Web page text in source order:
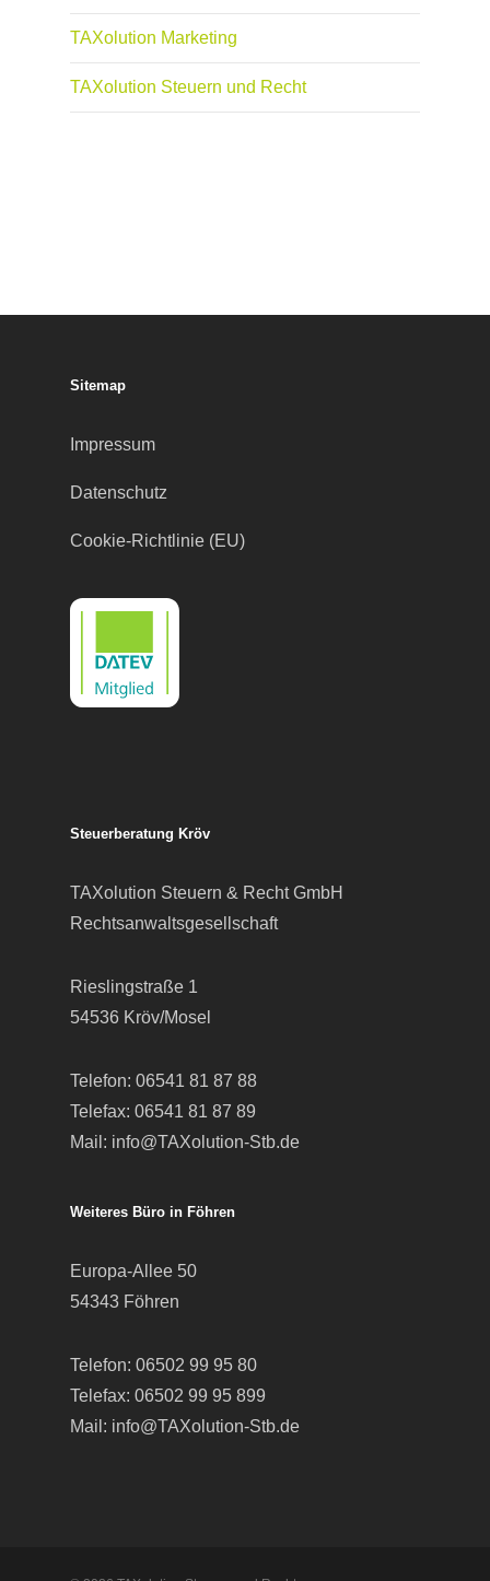
TAXolution Marketing
TAXolution Steuern und Recht
Sitemap
Impressum
Datenschutz
Cookie-Richtlinie (EU)
Steuerberatung Kröv
TAXolution Steuern & Recht GmbH
Rechtsanwaltsgesellschaft
Rieslingstraße 1
54536 Kröv/Mosel
Telefon: 06541 81 87 88
Telefax: 06541 81 87 89
Mail: info@TAXolution-Stb.de
Weiteres Büro in Föhren
Europa-Allee 50
54343 Föhren
Telefon: 06502 99 95 80
Telefax: 06502 99 95 899
Mail: info@TAXolution-Stb.de